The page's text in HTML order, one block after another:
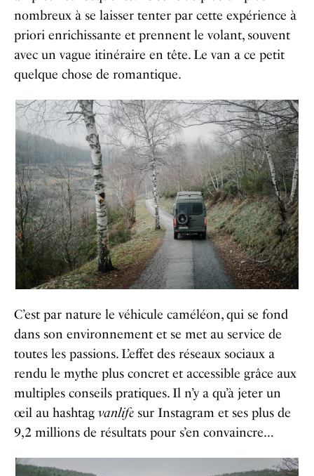
nombreux à se laisser tenter par cette expérience à
priori enrichissante et prennent le volant, souvent
avec un vague itinéraire en tête. Le van a ce petit
quelque chose de romantique.
C’est par nature le véhicule caméléon, qui se fond
dans son environnement et se met au service de
toutes les passions. L’effet des réseaux sociaux a
rendu le mythe plus concret et accessible grâce aux
multiples conseils pratiques. Il n’y a qu’à jeter un
œil au hashtag vanlife sur Instagram et ses plus de
9,2 millions de résultats pour s’en convaincre…